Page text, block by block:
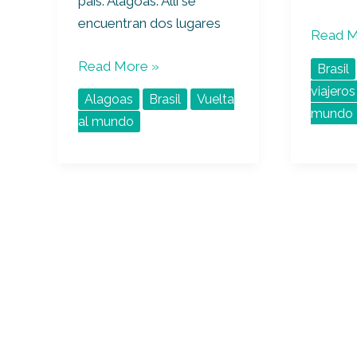
encuentran dos lugares
Read More »
Alagoas Brasil
Vuelta
al mundo
Read
Brasil
viajeros
mundo